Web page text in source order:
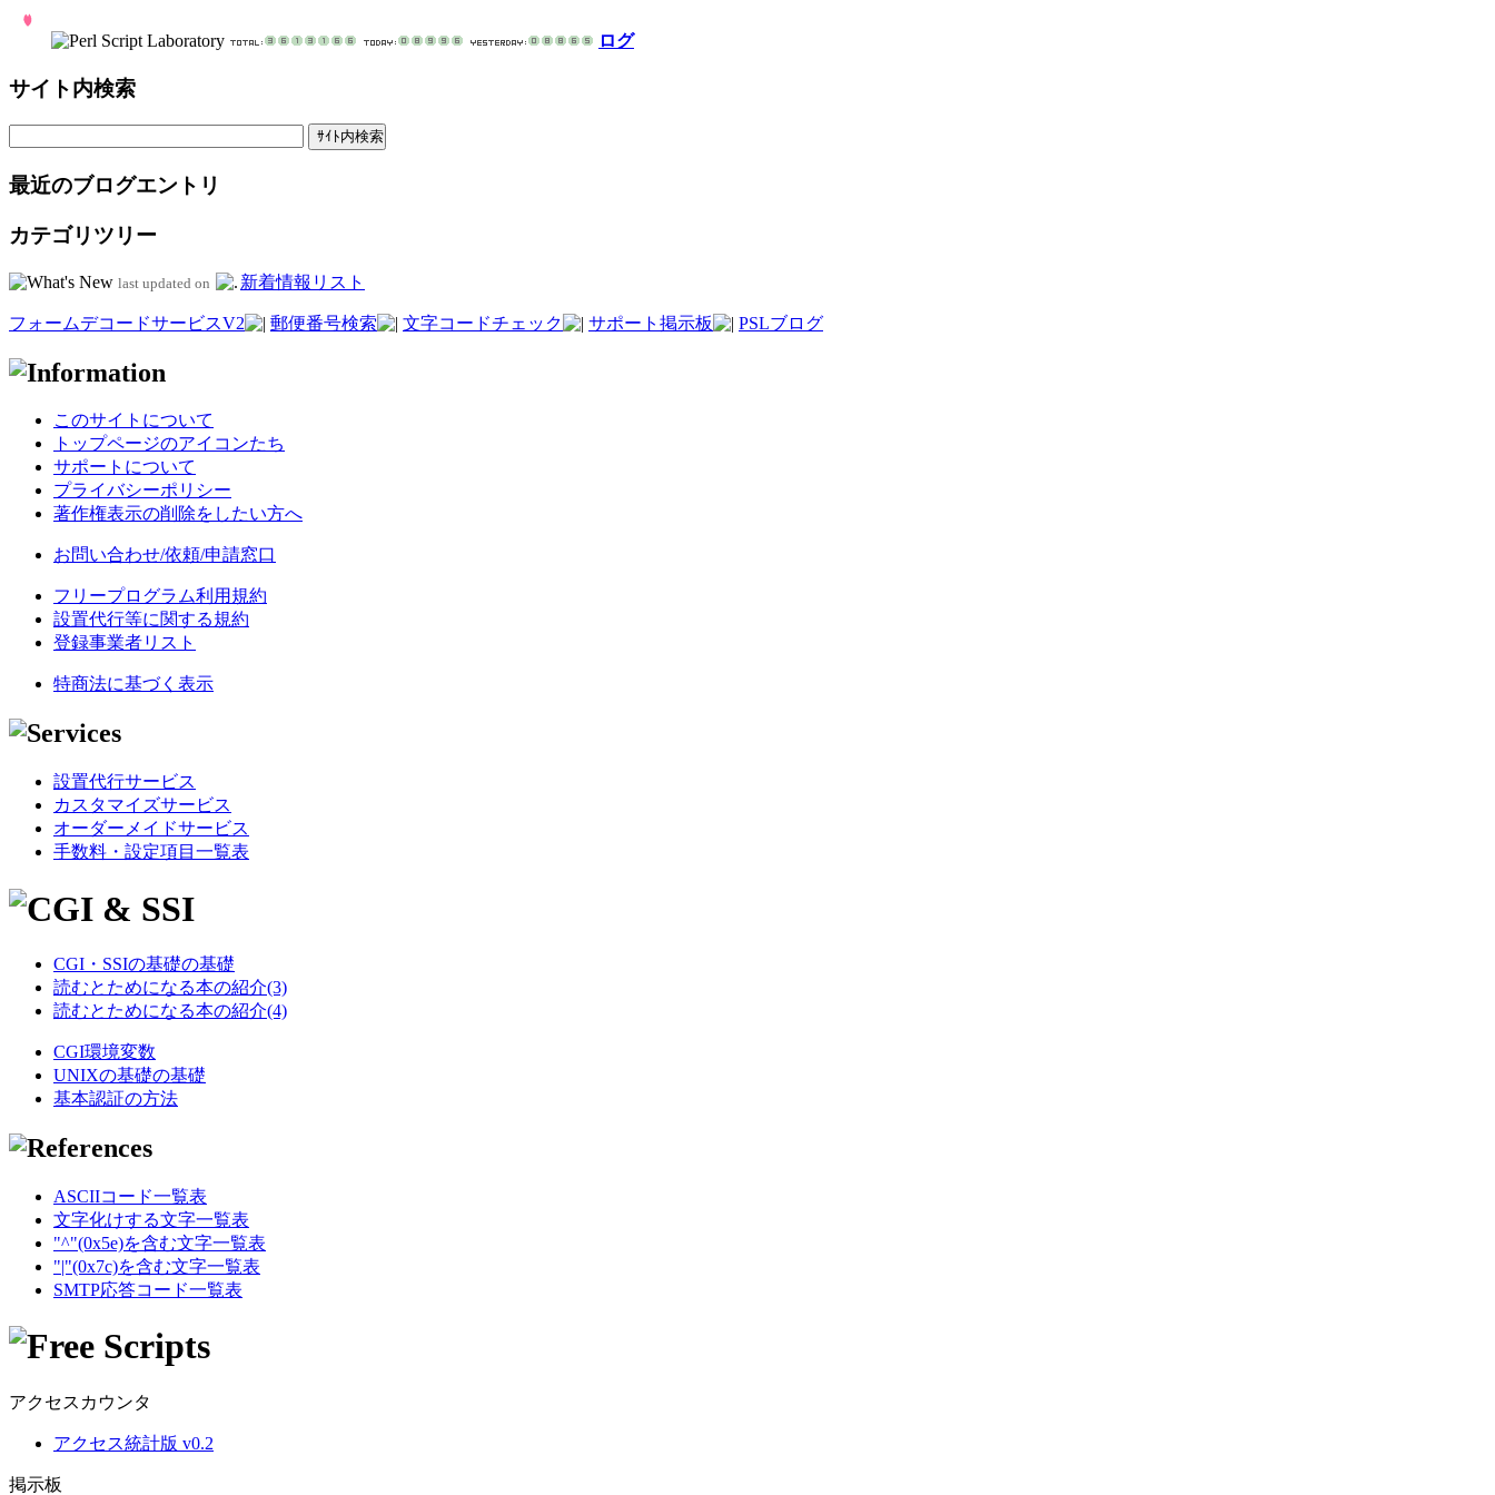
ログ
サイト内検索
最近のブログエントリ
カテゴリツリー
last updated on 新着情報リスト
フォームデコードサービスV2 郵便番号検索 文字コードチェック サポート掲示板 PSLブログ
このサイトについて
トップページのアイコンたち
サポートについて
プライバシーポリシー
著作権表示の削除をしたい方へ
お問い合わせ/依頼/申請窓口
フリープログラム利用規約
設置代行等に関する規約
登録事業者リスト
特商法に基づく表示
設置代行サービス
カスタマイズサービス
オーダーメイドサービス
手数料・設定項目一覧表
CGI・SSIの基礎の基礎
読むとためになる本の紹介(3)
読むとためになる本の紹介(4)
CGI環境変数
UNIXの基礎の基礎
基本認証の方法
ASCIIコード一覧表
文字化けする文字一覧表
"^"(0x5e)を含む文字一覧表
"|"(0x7c)を含む文字一覧表
SMTP応答コード一覧表
アクセスカウンタ
アクセス統計版 v0.2
掲示板